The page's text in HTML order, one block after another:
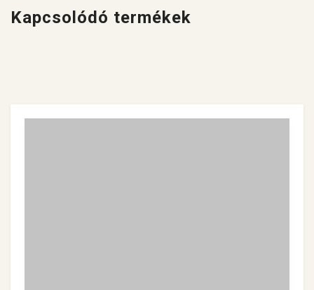
Kapcsolódó termékek